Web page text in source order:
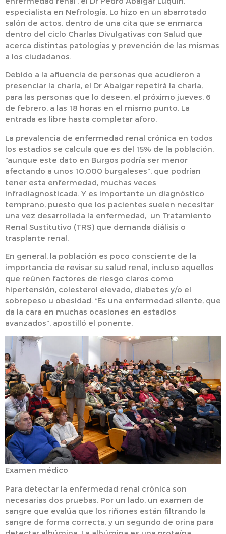
especialista en Nefrología. Lo hizo en un abarrotado
salón de actos, dentro de una cita que se enmarca
dentro del ciclo Charlas Divulgativas con Salud que
acerca distintas patologías y prevención de las mismas
a los ciudadanos.
Debido a la afluencia de personas que acudieron a
presenciar la charla, el Dr Abaigar repetirá la charla,
para las personas que lo deseen, el próximo jueves, 6
de febrero, a las 18 horas en el mismo punto. La
entrada es libre hasta completar aforo.
La prevalencia de enfermedad renal crónica en todos
los estadios se calcula que es del 15% de la población,
“aunque este dato en Burgos podría ser menor
afectando a unos 10.000 burgaleses”, que podrían
tener esta enfermedad, muchas veces
infradiagnosticada. Y es importante un diagnóstico
temprano, puesto que los pacientes suelen necesitar
una vez desarrollada la enfermedad, un Tratamiento
Renal Sustitutivo (TRS) que demanda diálisis o
trasplante renal.
En general, la población es poco consciente de la
importancia de revisar su salud renal, incluso aquellos
que reúnen factores de riesgo claros como
hipertensión, colesterol elevado, diabetes y/o el
sobrepeso u obesidad. “Es una enfermedad silente, que
da la cara en muchas ocasiones en estadios
avanzados”, apostilló el ponente.
Examen médico
Para detectar la enfermedad renal crónica son
necesarias dos pruebas. Por un lado, un examen de
sangre que evalúa que los riñones están filtrando la
sangre de forma correcta, y un segundo de orina para